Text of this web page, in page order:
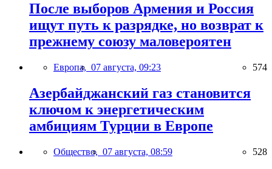
После выборов Армения и Россия
ищут путь к разрядке, но возврат к
прежнему союзу маловероятен
Европа, 07 августа, 09:23 574
Азербайджанский газ становится
ключом к энергетическим
амбициям Турции в Европе
Общество, 07 августа, 08:59 528